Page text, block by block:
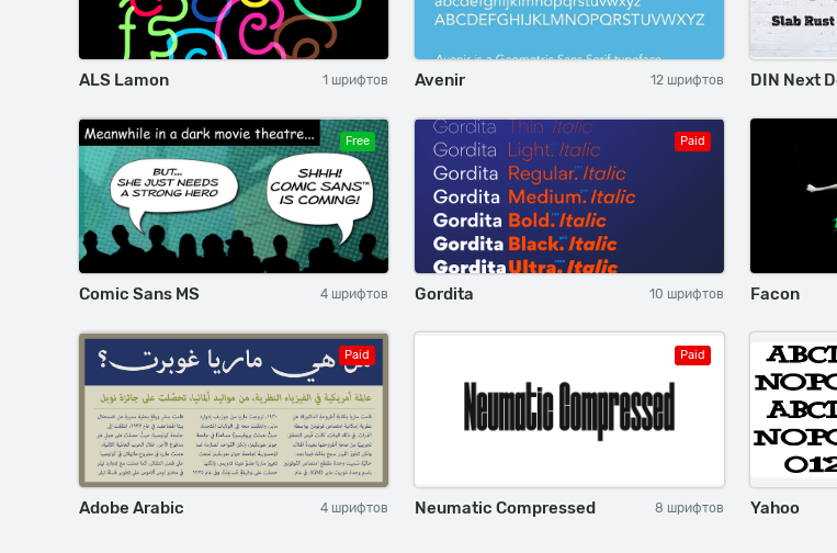
ALS Lamon 1 шрифтов Avenir 12 шрифтов DIN Next
Free
Comic Sans MS 4 шрифтов
Paid
Gordita 10 шрифтов Facon
Paid
Adobe Arabic 4 шрифтов
Paid
Neumatic Compressed 8 шрифтов Yahoo